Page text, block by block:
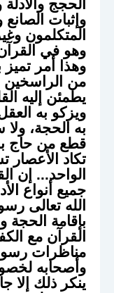
الحجج
وإثبات الصانع
المتكلمون
وهو في
وهذا أمر تميز
من الراسخين
يطمئن إليه
ويزكو به
به الحجة،
قطع من حاج
تكاد الأعصار
الواحد... إن
جميع أنواع
الله تعالى
بإقامة الحجة
القرآن مع
مناظرات
وأصحابه
ينكر ذلك